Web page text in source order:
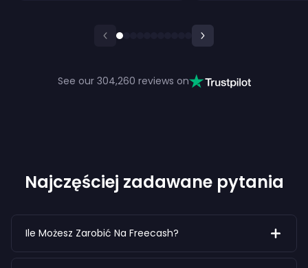
See our 304,260 reviews on
Najczęściej zadawane pytania
Ile Możesz Zarobić Na Freecash?